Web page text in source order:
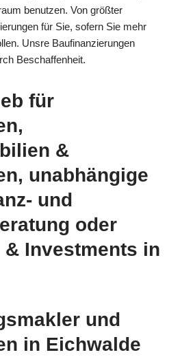
benutzen. Von größter
für Sie, sofern Sie mehr
Unsre Baufinanzierungen
Beschaffenheit.
für
&
unabhängige
und
oder
& Investments in
und
in Eichwalde